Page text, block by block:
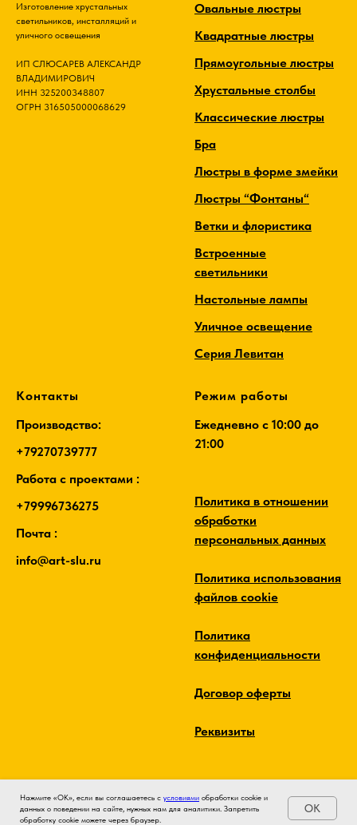
Нажмите «ОК», если вы соглашаетесь с условиями обработки cookie и
данных о поведении на сайте, нужных нам для аналитики. Запретить
обработку cookie можете через браузер.
OK
Изготовление хрустальных
светильников, инсталляций и
уличного освещения
ИП СЛЮСАРЕВ АЛЕКСАНДР
ВЛАДИМИРОВИЧ
ИНН 325200348807
ОГРН 316505000068629
Овальные люстры
Квадратные люстры
Прямоугольные люстры
Хрустальные столбы
Классические люстры
Бра
Люстры в форме змейки
Люстры “Фонтаны“
Ветки и флористика
Встроенные
светильники
Настольные лампы
Уличное освещение
Серия Левитан
Контакты
Производство:
+79270739777
Работа с проектами :
+79996736275
Почта :
info@art-slu.ru
Режим работы
Ежедневно c 10:00 до
21:00
Политика в отношении
обработки
персональных данных
Политика использования
файлов cookie
Политика
конфиденциальности
Договор оферты
Реквизиты